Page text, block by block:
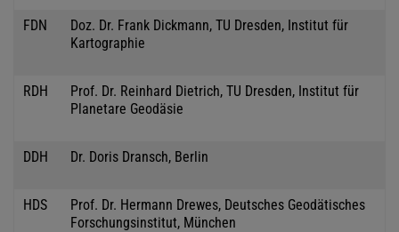
FDN
Doz. Dr. Frank Dickmann, TU Dresden, Institut für
Kartographie
RDH
Prof. Dr. Reinhard Dietrich, TU Dresden, Institut für
Planetare Geodäsie
DDH Dr. Doris Dransch, Berlin
HDS
Prof. Dr. Hermann Drewes, Deutsches Geodätisches
Forschungsinstitut, München